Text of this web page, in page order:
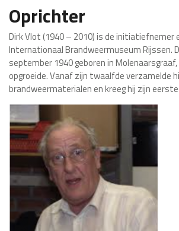
Oprichter
Dirk Vlot (1940 – 2010) is de initiatiefnemer
Internationaal Brandweermuseum Rijssen.
september 1940 geboren in
opgroeide. Vanaf zijn twaalfde verzamelde
brandweermaterialen en kreeg hij zijn